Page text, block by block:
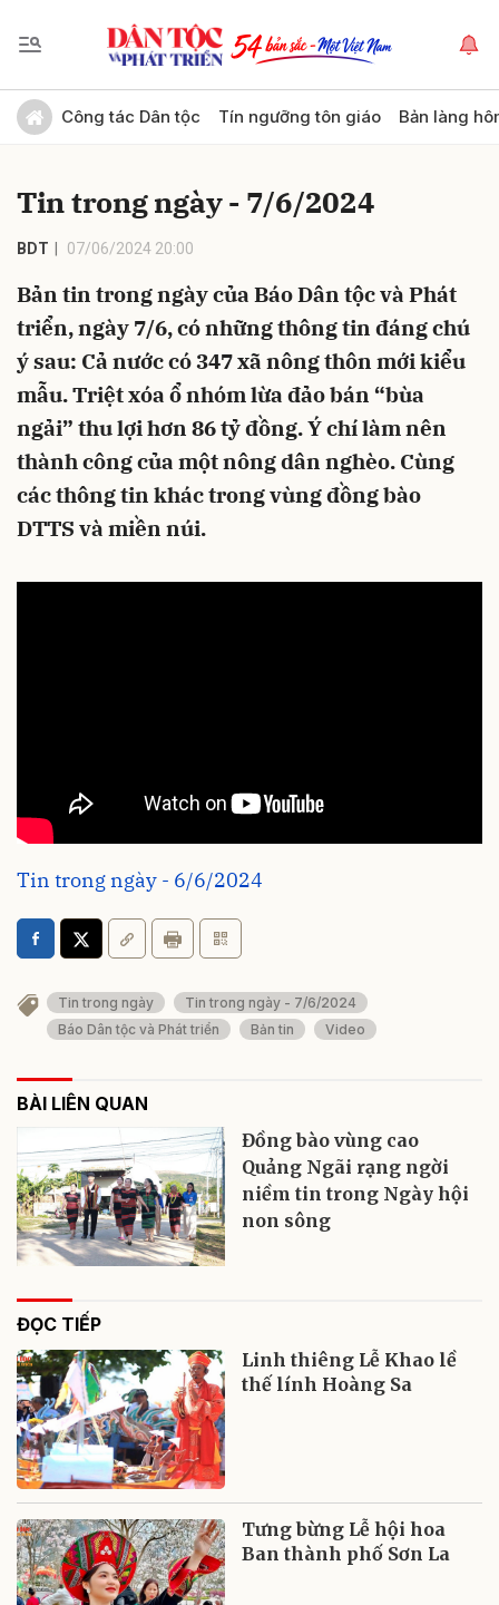
Công tác Dân tộc Tín ngưỡng tôn giáo Bản làng
Tin trong ngày - 7/6/2024
BDT 07/06/2024 20:00
Bản tin trong ngày của Báo Dân tộc và Phát
triển, ngày 7/6, có những thông tin đáng chú
ý sau: Cả nước có 347 xã nông thôn mới kiểu
mẫu. Triệt xóa ổ nhóm lừa đảo bán “bùa
ngải” thu lợi hơn 86 tỷ đồng. Ý chí làm nên
thành công của một nông dân nghèo. Cùng
các thông tin khác trong vùng đồng bào
DTTS và miền núi.
Tin trong ngày - 6/6/2024
Tin trong ngày
Tin trong ngày - 7/6/2024
Báo Dân tộc và Phát triển
Bản tin Video
BÀI LIÊN QUAN
Đồng bào vùng cao
Quảng Ngãi rạng ngời
niềm tin trong Ngày hội
non sông
ĐỌC TIẾP
Linh thiêng Lễ Khao lề
thế lính Hoàng Sa
Tưng bừng Lễ hội hoa
Ban thành phố Sơn La
Gửi bình luận
Hủy Gửi